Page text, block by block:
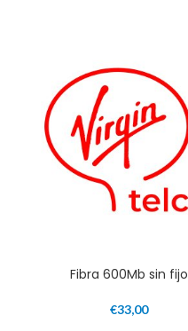
Fibra 600Mb sin fijo
€33,00